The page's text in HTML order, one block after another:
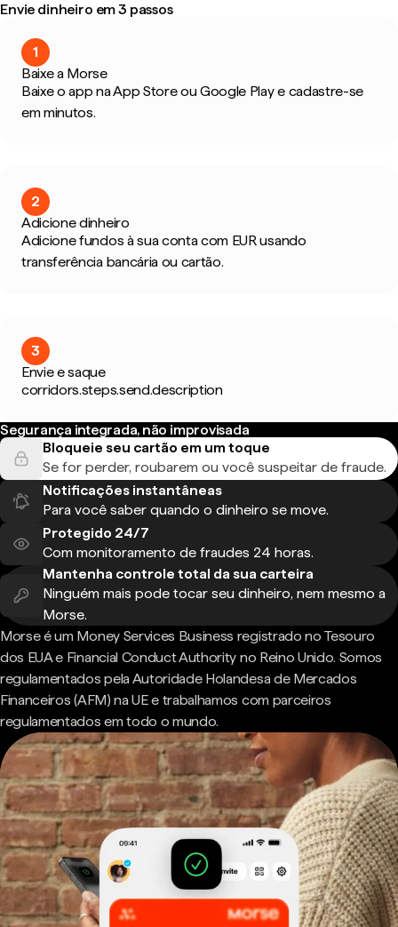
Envie dinheiro em 3 passos
1
Baixe a Morse
Baixe o app na App Store ou Google Play e cadastre-se
em minutos.
2
Adicione dinheiro
Adicione fundos à sua conta com EUR usando
transferência bancária ou cartão.
3
Envie e saque
corridors.steps.send.description
Segurança integrada, não improvisada
Bloqueie seu cartão em um toque
Se for perder, roubarem ou você suspeitar de fraude.
Notificações instantâneas
Para você saber quando o dinheiro se move.
Protegido 24/7
Com monitoramento de fraudes 24 horas.
Mantenha controle total da sua carteira
Ninguém mais pode tocar seu dinheiro, nem mesmo a
Morse.
Morse é um Money Services Business registrado no Tesouro
dos EUA e Financial Conduct Authority no Reino Unido. Somos
regulamentados pela Autoridade Holandesa de Mercados
Financeiros (AFM) na UE e trabalhamos com parceiros
regulamentados em todo o mundo.